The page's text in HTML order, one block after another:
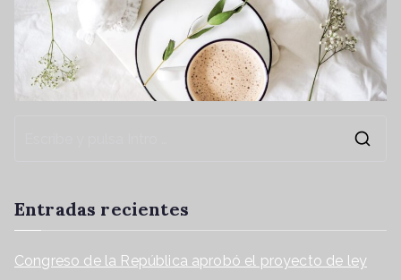
Entradas recientes
Congreso de la República aprobó el proyecto de ley